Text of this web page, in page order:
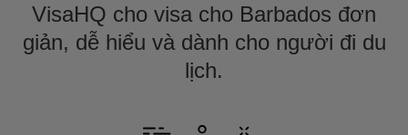
VisaHQ cho visa cho Barbados đơn
giản, dễ hiểu và dành cho người đi du
lịch.